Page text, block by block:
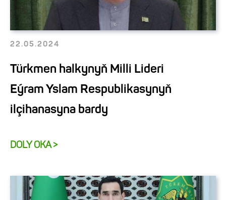
22.05.2024
Türkmen halkynyň Milli Lideri
Eýram Yslam Respublikasynyň
ilçihanasyna bardy
DOLY OKA >